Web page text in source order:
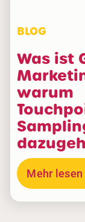
BLOG
Was ist
warum
Mehr lesen